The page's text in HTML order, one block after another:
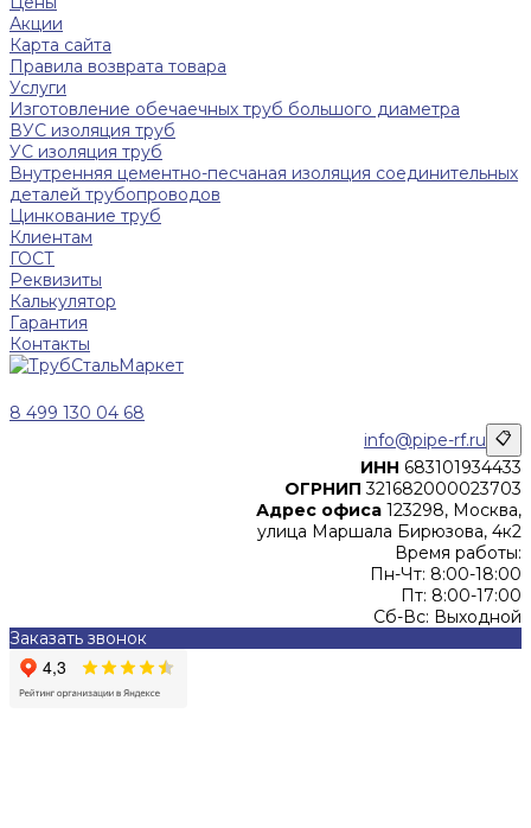
Акции
Карта сайта
Правила возврата товара
Услуги
Изготовление обечаечных труб большого диаметра
ВУС изоляция труб
УС изоляция труб
Внутренняя цементно-песчаная изоляция соединительных
деталей трубопроводов
Цинкование труб
Клиентам
ГОСТ
Реквизиты
Калькулятор
Гарантия
Контакты
8 499 130 04 68
info@pipe-rf.ru 📋
ИНН 683101934433
ОГРНИП 321682000023703
Адрес офиса 123298, Москва,
улица Маршала Бирюзова, 4к2
Время работы:
Пн-Чт: 8:00-18:00
Пт: 8:00-17:00
Сб-Вс: Выходной
Заказать звонок